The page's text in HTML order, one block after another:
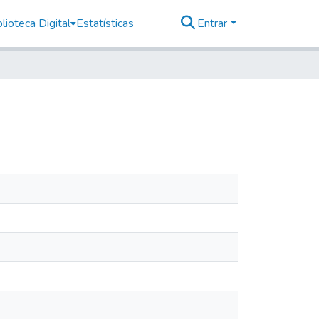
Digital Estatísticas Entrar